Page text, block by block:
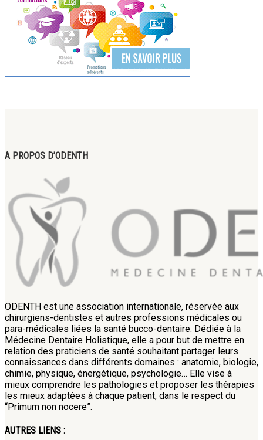
A PROPOS D’ODENTH
ODENTH est une association internationale, réservée aux
chirurgiens-dentistes et autres professions médicales ou
para-médicales liées la santé bucco-dentaire. Dédiée à la
Médecine Dentaire Holistique, elle a pour but de mettre en
relation des praticiens de santé souhaitant partager leurs
connaissances dans différents domaines : anatomie, biologie,
chimie, physique, énergétique, psychologie… Elle vise à
mieux comprendre les pathologies et proposer les thérapies
les mieux adaptées à chaque patient, dans le respect du
“Primum non nocere”.
AUTRES LIENS :